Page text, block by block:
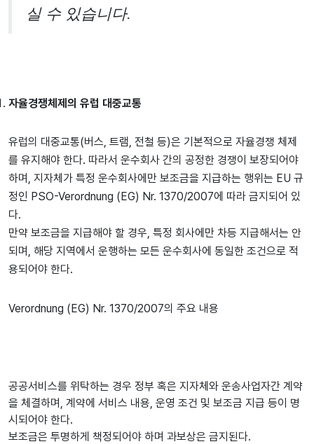
실 수 있습니다.
자율경쟁체제의 유럽 대중교통
유럽의 대중교통(버스, 트램, 전철 등)은 기본적으로 자율경쟁 체제
를 유지해야 한다. 따라서 운수회사 간의 공정한 경쟁이 보장되어야
하며, 지자체가 특정 운수회사에만 보조금을 지급하는 행위는 EU 규
정인 PSO-Verordnung (EG) Nr. 1370/2007에 따라 금지되어 있
다.
만약 보조금을 지급해야 할 경우, 특정 회사에만 차등 지급해서는 안
되며, 해당 지역에서 운행하는 모든 운수회사에 동일한 조건으로 적
용되어야 한다.
Verordnung (EG) Nr. 1370/2007의 주요 내용
공공서비스를 위탁하는 경우 정부 혹은 지자체와 운송사업자간 계약
을 체결하며, 계약에 서비스 내용, 운영 조건 및 보조금 지급 등이 명
시되어야 한다.
보조금은 투명하게 책정되어야 하며 과보상은 금지된다.